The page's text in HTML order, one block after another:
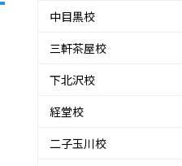
中目黒校
三軒茶屋校
下北沢校
経堂校
二子玉川校